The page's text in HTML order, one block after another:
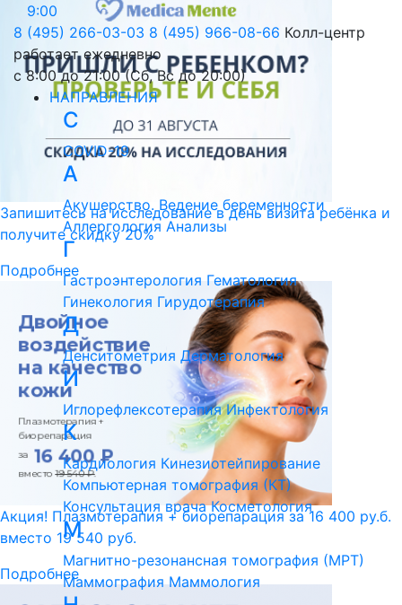
Запишитесь на исследование в день визита ребёнка и
получите скидку 20%
Подробнее
Акция! Плазмотерапия + биорепарация за 16 400 ру.б.
вместо 19 540 руб.
Подробнее
9:00
8 (495) 266-03-03 8 (495) 966-08-66 Колл-центр
работает ежедневно
с 8:00 до 21:00 (Сб, Вс до 20:00)
НАПРАВЛЕНИЯ
C
COVID-19
А
Акушерство. Ведение беременности
Аллергология Анализы
Г
Гастроэнтерология Гематология
Гинекология Гирудотерапия
Д
Денситометрия Дерматология
И
Иглорефлексотерапия Инфектология
К
Кардиология Кинезиотейпирование
Компьютерная томография (КТ)
Консультация врача Косметология
М
Магнитно-резонансная томография (МРТ)
Маммография Маммология